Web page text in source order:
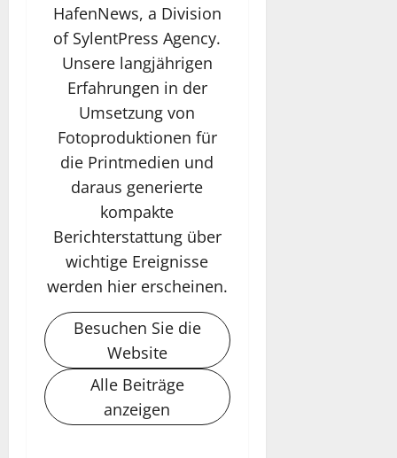
HafenNews, a Division
of SylentPress Agency.
Unsere langjährigen
Erfahrungen in der
Umsetzung von
Fotoproduktionen für
die Printmedien und
daraus generierte
kompakte
Berichterstattung über
wichtige Ereignisse
werden hier erscheinen.
Besuchen Sie die
Website
Alle Beiträge
anzeigen